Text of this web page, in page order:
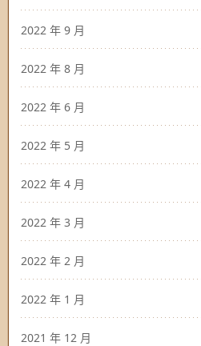
2022 年 9 月
2022 年 8 月
2022 年 6 月
2022 年 5 月
2022 年 4 月
2022 年 3 月
2022 年 2 月
2022 年 1 月
2021 年 12 月